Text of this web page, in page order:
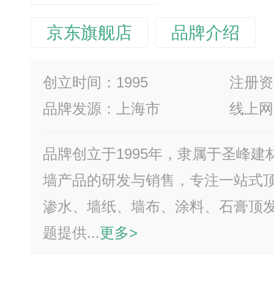
京东旗舰店 品牌介绍
创立时间：1995
注册
品牌发源：上海市
线上
品牌创立于1995年，隶属于圣峰建
墙产品的研发与销售，专注一站式
渗水、墙纸、墙布、涂料、石膏顶
题提供...更多>